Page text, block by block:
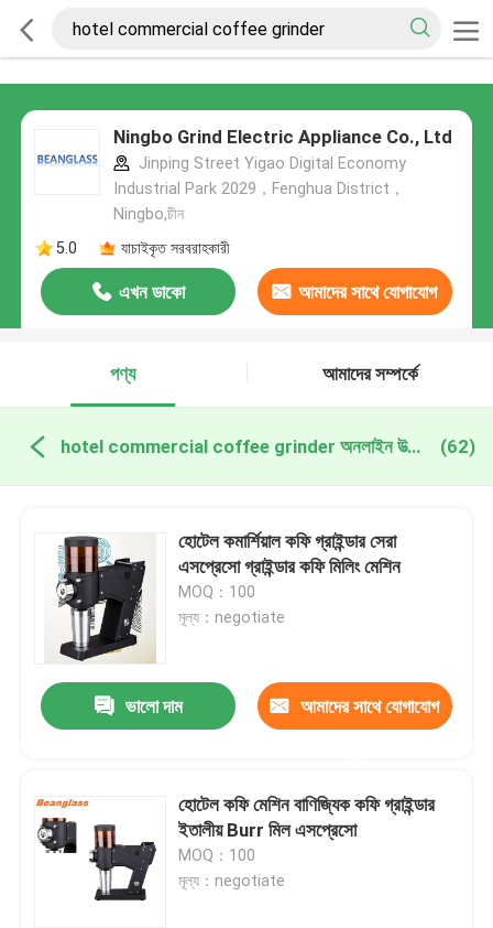
Ningbo Grind Electric Appliance Co., Ltd
Jinping Street Yigao Digital Economy
Industrial Park 2029，Fenghua District，
Ningbo,চীন
5.0
যাচাইকৃত সরবরাহকারী
এখন ডাকো আমাদের সাথে যোগাযোগ
পণ্য
আমাদের সম্পর্কে
hotel commercial coffee grinder অনলাইন উত্পাদন (62)
হোটেল কমার্শিয়াল কফি গ্রাইন্ডার সেরা
এসপ্রেসো গ্রাইন্ডার কফি মিলিং মেশিন
MOQ：100
মূল্য：negotiate
ভালো দাম আমাদের সাথে যোগাযোগ
হোটেল কফি মেশিন বাণিজ্যিক কফি গ্রাইন্ডার
ইতালীয় Burr মিল এসপ্রেসো
MOQ：100
মূল্য：negotiate